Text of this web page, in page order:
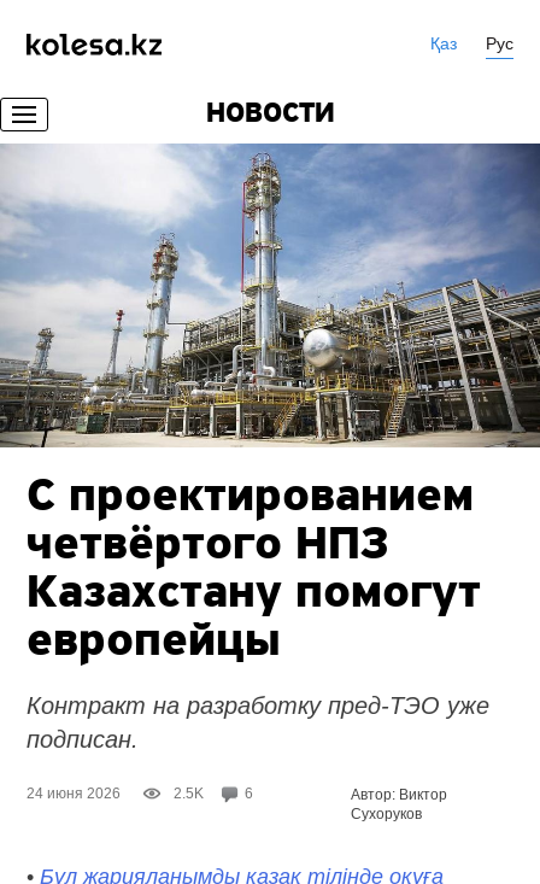
Қаз Рус
НОВОСТИ
С проектированием
четвёртого НПЗ
Казахстану помогут
европейцы
Контракт на разработку пред-ТЭО уже
подписан.
24 июня 2026 2.5K 6
Автор: Виктор
Сухоруков
•Бұл жарияланымды қазақ тілінде оқуға